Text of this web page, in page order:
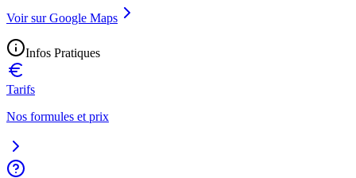
Voir sur Google Maps
Infos Pratiques
Tarifs
Nos formules et prix